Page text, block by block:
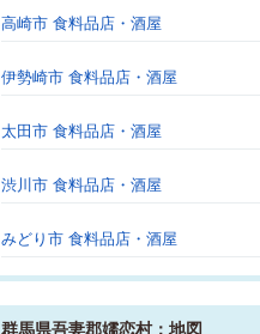
高崎市 食料品店・酒屋
伊勢崎市 食料品店・酒屋
太田市 食料品店・酒屋
渋川市 食料品店・酒屋
みどり市 食料品店・酒屋
群馬県吾妻郡嬬恋村：地図